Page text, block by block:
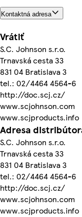
Kontaktná adresa
Vrátiť
S.C. Johnson s.r.o.
Trnavská cesta 33
831 04 Bratislava 3
tel.: 02/4464 4564-6
http://doc.scj.cz/
www.scjohnson.com
www.scjproducts.info
Adresa
S.C. Johnson s.r.o.
Trnavská cesta 33
831 04 Bratislava 3
tel.: 02/4464 4564-6
http://doc.scj.cz/
www.scjohnson.com
www.scjproducts.info